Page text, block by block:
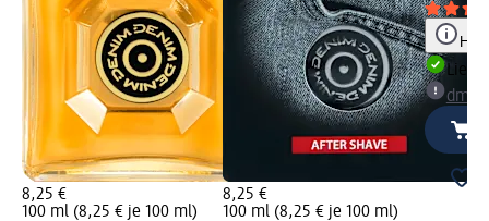
8,25 €
100 ml (8,25 € je 100 ml)
8,25 €
100 ml (8,25 € je 100 ml)
dm